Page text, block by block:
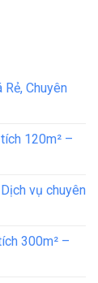
Rẻ, Chuyên
120m² –
vụ chuyên
300m² –